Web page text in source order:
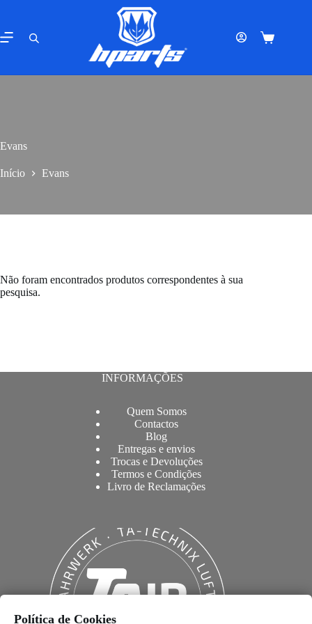
o
conteúdo
Carrinho
Evans
Início Evans
Não foram encontrados produtos correspondentes à sua
pesquisa.
INFORMAÇÕES
Quem Somos
Contactos
Blog
Entregas e envios
Trocas e Devoluções
Termos e Condições
Livro de Reclamações
Política de Cookies